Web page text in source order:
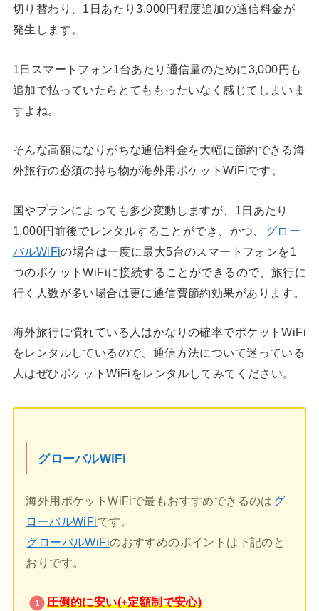
切り替わり、1日あたり3,000円程度追加の通信料金が
発生します。
1日スマートフォン1台あたり通信量のために3,000円も
追加で払っていたらとてももったいなく感じてしまいま
すよね。
そんな高額になりがちな通信料金を大幅に節約できる海
外旅行の必須の持ち物が海外用ポケットWiFiです。
国やプランによっても多少変動しますが、1日あたり
1,000円前後でレンタルすることができ、かつ、
グロー
バルWiFiの場合は一度に最大5台のスマートフォンを1
つのポケットWiFiに接続することができるので、旅行に
行く人数が多い場合は更に通信費節約効果があります。
海外旅行に慣れている人はかなりの確率でポケットWiFi
をレンタルしているので、通信方法について迷っている
人はぜひポケットWiFiをレンタルしてみてください。
グローバルWiFi
海外用ポケットWiFiで最もおすすめできるのは グ
ローバルWiFiです。
グローバルWiFiのおすすめのポイントは下記のと
おりです。
圧倒的に安い(+定額制で安心)